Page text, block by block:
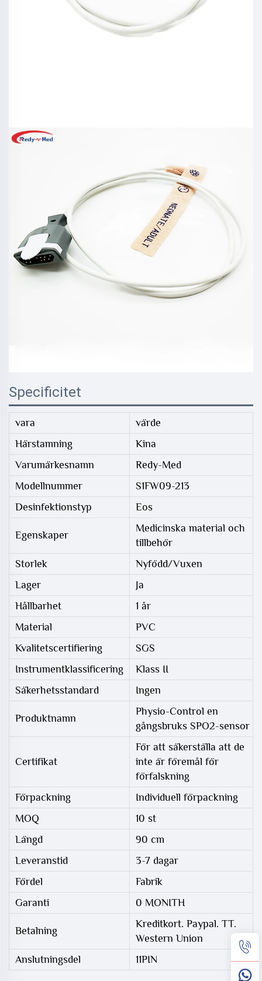
Specificitet
vara
värde
Härstamning
Kina
Varumärkesnamn
Redy-Med
Modellnummer
S1FW09-213
Desinfektionstyp
Eos
Egenskaper
Medicinska material och
tillbehör
Storlek
Nyfödd/Vuxen
Lager
Ja
Hållbarhet
1 år
Material
PVC
Kvalitetscertifiering
SGS
Instrumentklassificering
Klass II
Säkerhetsstandard
Ingen
Produktnamn
Physio-Control en
gångsbruks SPO2-sensor
Certifikat
För att säkerställa att de
inte är föremål för
förfalskning
Förpackning
Individuell förpackning
MOQ
10 st
Längd
90 cm
Leveranstid
3-7 dagar
Fördel
Fabrik
Garanti
0 MONITH
Betalning
Kreditkort. Paypal. TT.
Western Union
Anslutningsdel
11PIN